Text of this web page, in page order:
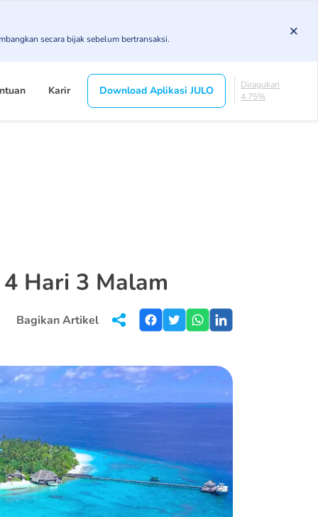
secara bijak sebelum bertransaksi.
Karir Download Aplikasi JULO
Macet
1.79%
Hari 3 Malam
Bagikan Artikel